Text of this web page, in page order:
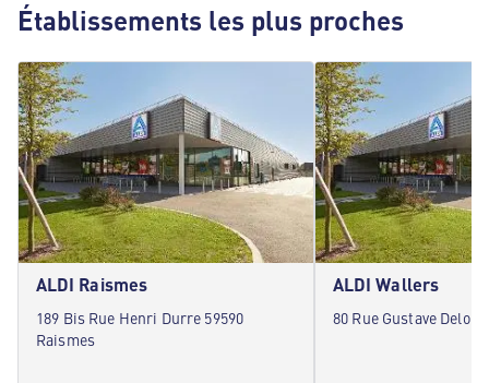
Établissements les plus proches
ALDI Raismes
189 Bis Rue Henri Durre 59590
Raismes
ALDI Wallers
80 Rue Gustave